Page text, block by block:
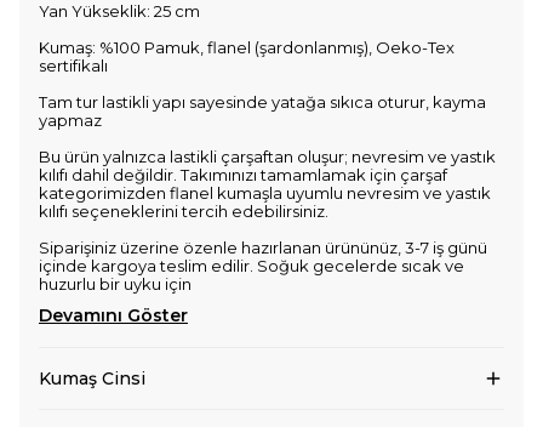
Yan Yükseklik: 25 cm
Kumaş: %100 Pamuk, flanel (şardonlanmış), Oeko-Tex
sertifikalı
Tam tur lastikli yapı sayesinde yatağa sıkıca oturur, kayma
yapmaz
Bu ürün yalnızca lastikli çarşaftan oluşur; nevresim ve yastık
kılıfı dahil değildir. Takımınızı tamamlamak için çarşaf
kategorimizden flanel kumaşla uyumlu nevresim ve yastık
kılıfı seçeneklerini tercih edebilirsiniz.
Siparişiniz üzerine özenle hazırlanan ürününüz, 3-7 iş günü
içinde kargoya teslim edilir. Soğuk gecelerde sıcak ve
huzurlu bir uyku için
Devamını Göster
Kumaş Cinsi